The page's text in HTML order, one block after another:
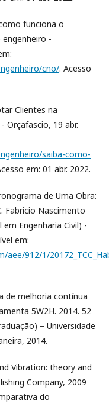
funciona o
-
cno/. Acesso
Clientes na
Orçafascio, 19 abr.
saiba-como-
em: 01 abr. 2022.
de Uma Obra:
Fabricio Nascimento
Engenharia Civil) -
em:
912/1/
de melhoria contínua
5W2H. 2014. 52
– Universidade
2014.
Vibration: theory and
Company, 2009
do